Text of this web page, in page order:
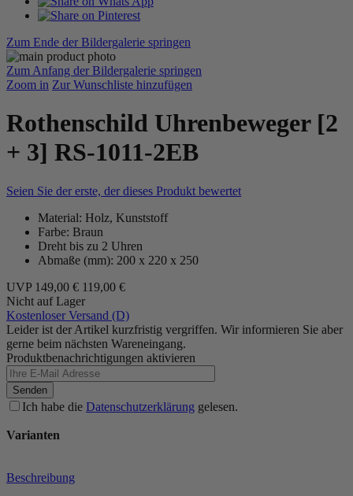
Zum Ende der Bildergalerie springen
Zum Anfang der Bildergalerie springen
Zoom in Zur Wunschliste hinzufügen
Rothenschild Uhrenbeweger [2
+ 3] RS-1011-2EB
Seien Sie der erste, der dieses Produkt bewertet
Material: Holz, Kunststoff
Farbe: Braun
Dreht bis zu 2 Uhren
Abmaße (mm): 200 x 220 x 250
UVP 149,00 € 119,00 €
Nicht auf Lager
Kostenloser Versand (D)
Leider ist der Artikel kurzfristig vergriffen. Wir informieren Sie aber
gerne beim nächsten Wareneingang.
Produktbenachrichtigungen aktivieren
Senden
Ich habe die Datenschutzerklärung gelesen.
Varianten
Beschreibung